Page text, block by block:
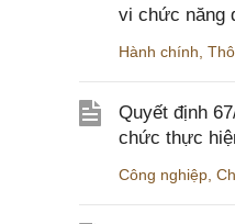
vi chức năng
Hành chính
Quyết định
chức thực
Công nghiệp